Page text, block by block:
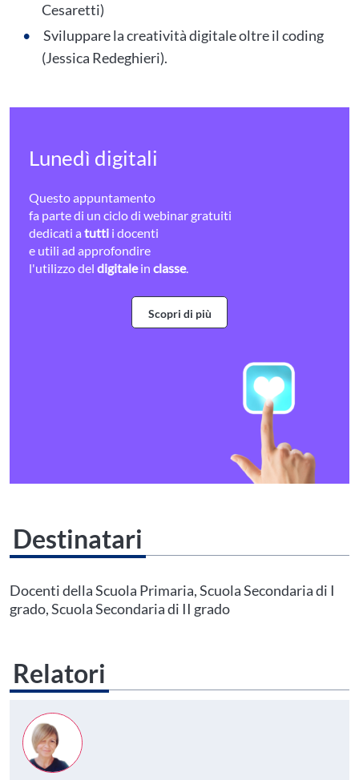
Cesaretti)
Sviluppare la creatività digitale oltre il coding
(Jessica Redeghieri).
Lunedì digitali
Questo appuntamento
fa parte di un ciclo di webinar gratuiti
dedicati a tutti i docenti
e utili ad approfondire
l'utilizzo del digitalein classe.
Scopri di più
Destinatari
tuo profilo personalePrima di procedere all'iscrizione aggiorna le tue scuole in
Area Personale
Docenti della Scuola Primaria, Scuola Secondaria di I
grado, Scuola Secondaria di II grado
Relatori